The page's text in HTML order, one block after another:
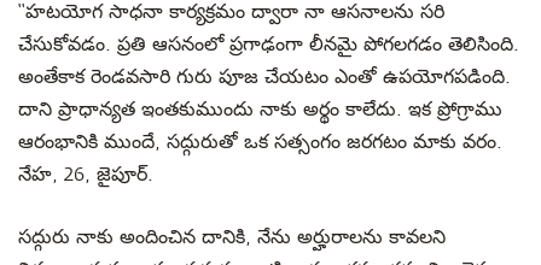
‘‘హటయోగ సాధనా కార్యక్రమం ద్వారా నా ఆసనాలను సరి
చేసుకోవడం. ప్రతి ఆసనంలో ప్రగాఢంగా లీనమై పోగలగడం తెలిసింది.
అంతేకాక రెండవసారి గురు పూజ చేయటం ఎంతో ఉపయోగపడింది.
దాని ప్రాధాన్యత ఇంతకుముందు నాకు అర్థం కాలేదు. ఇక ప్రోగ్రాము
ఆరంభానికి ముందే, సద్గురుతో ఒక సత్సంగం జరగటం మాకు వరం.
నేహ, 26, జైపూర్.
సద్గురు నాకు అందించిన దానికి, నేను అర్హురాలను కావలని